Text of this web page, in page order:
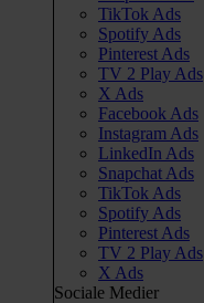
TikTok Ads
Spotify Ads
Pinterest Ads
TV 2 Play Ads
X Ads
Facebook Ads
Instagram Ads
LinkedIn Ads
Snapchat Ads
TikTok Ads
Spotify Ads
Pinterest Ads
TV 2 Play Ads
X Ads
Sociale Medier